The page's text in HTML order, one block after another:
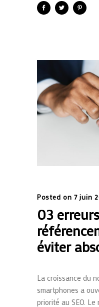
Posted on 7 juin
03
éviter
La croissance du
smartphones a
priorité au SEO.